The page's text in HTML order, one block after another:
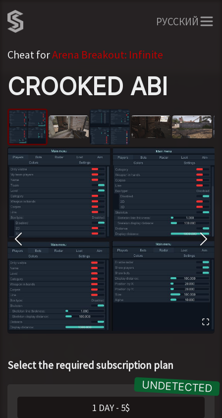
РУССКИЙ
Cheat forArena Breakout: Infinite
CROOKED ABI
Select the required subscription plan
1 DAY- 5$